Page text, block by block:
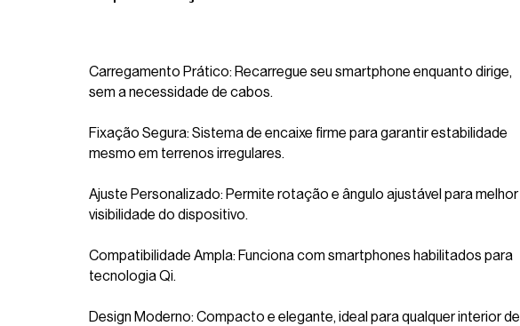
Carregamento Prático: Recarregue seu smartphone enquanto dirige,
sem a necessidade de cabos.
Fixação Segura: Sistema de encaixe firme para garantir estabilidade
mesmo em terrenos irregulares.
Ajuste Personalizado: Permite rotação e ângulo ajustável para melhor
visibilidade do dispositivo.
Compatibilidade Ampla: Funciona com smartphones habilitados para
tecnologia Qi.
Design Moderno: Compacto e elegante, ideal para qualquer interior de